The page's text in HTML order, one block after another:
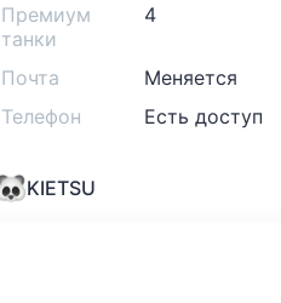
Премиум
танки
4
Почта
Меняется
Телефон
Есть доступ
KIETSU